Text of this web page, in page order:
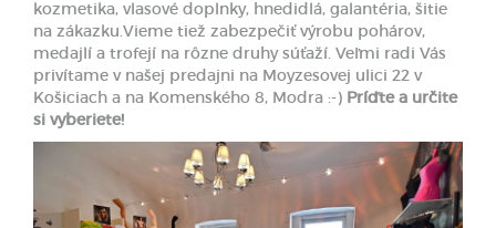
kozmetika, vlasové doplnky, hnedidlá, galantéria, šitie
na zákazku.Vieme tiež zabezpečiť výrobu pohárov,
medajlí a trofejí na rôzne druhy súťaží. Veľmi radi Vás
privítame v našej predajni na Moyzesovej ulici 22 v
Košiciach a na Komenského 8, Modra :-) Príďte a určite
si vyberiete!